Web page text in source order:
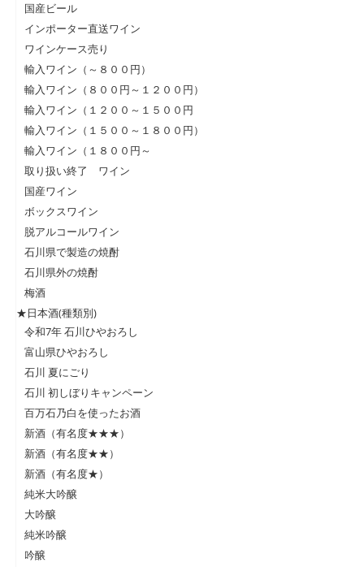
国産ビール
インポーター直送ワイン
ワインケース売り
輸入ワイン（～８００円）
輸入ワイン（８００円～１２００円）
輸入ワイン（１２００～１５００円
輸入ワイン（１５００～１８００円）
輸入ワイン（１８００円～
取り扱い終了 ワイン
国産ワイン
ボックスワイン
脱アルコールワイン
石川県で製造の焼酎
石川県外の焼酎
梅酒
★日本酒(種類別)
令和7年 石川ひやおろし
富山県ひやおろし
石川 夏にごり
石川 初しぼりキャンペーン
百万石乃白を使ったお酒
新酒（有名度★★★）
新酒（有名度★★）
新酒（有名度★）
純米大吟醸
大吟醸
純米吟醸
吟醸